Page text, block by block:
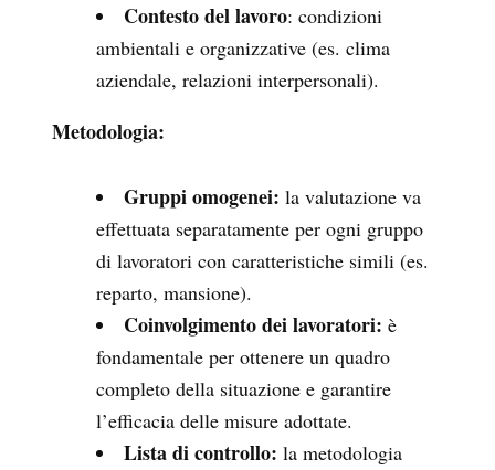
Contesto del lavoro: condizioni
ambientali e organizzative (es. clima
aziendale, relazioni interpersonali).
Metodologia:
Gruppi omogenei: la valutazione va
effettuata separatamente per ogni gruppo
di lavoratori con caratteristiche simili (es.
reparto, mansione).
Coinvolgimento dei lavoratori: è
fondamentale per ottenere un quadro
completo della situazione e garantire
l’efficacia delle misure adottate.
Lista di controllo: la metodologia